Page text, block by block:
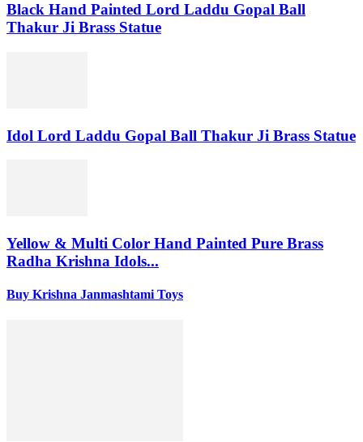
Black Hand Painted Lord Laddu Gopal Ball
Thakur Ji Brass Statue
Idol Lord Laddu Gopal Ball Thakur Ji Brass Statue
Yellow & Multi Color Hand Painted Pure Brass
Radha Krishna Idols...
Buy Krishna Janmashtami Toys